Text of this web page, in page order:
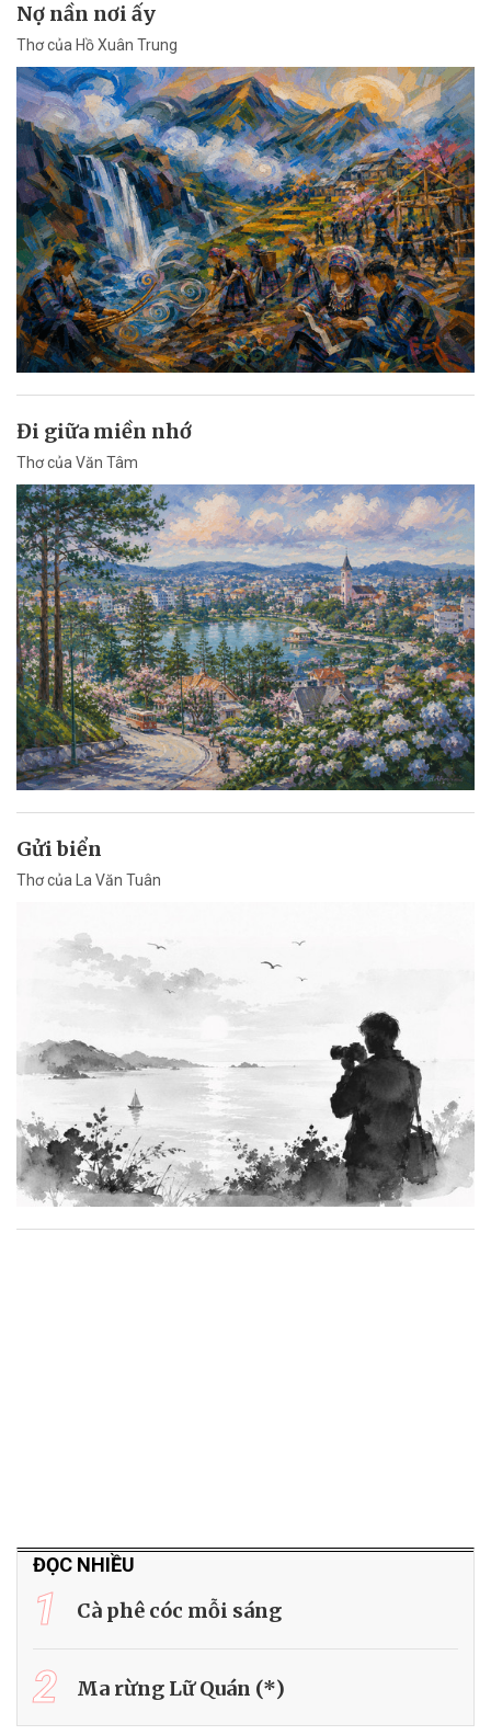
Nợ nần nơi ấy
Thơ của Hồ Xuân Trung
Đi giữa miền nhớ
Thơ của Văn Tâm
Gửi biển
Thơ của La Văn Tuân
ĐỌC NHIỀU
1 Cà phê cóc mỗi sáng
2 Ma rừng Lữ Quán (*)